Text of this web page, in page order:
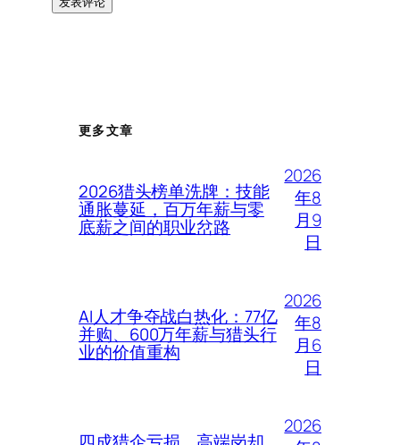
更多文章
2026猎头榜单洗牌：技能
通胀蔓延，百万年薪与零
底薪之间的职业岔路
2026
年8
月9
日
AI人才争夺战白热化：77亿
并购、600万年薪与猎头行
业的价值重构
2026
年8
月6
日
2026